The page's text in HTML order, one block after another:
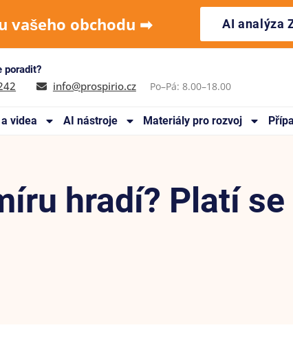
vašeho obchodu ➡︎ AI analýza
poradit?
info@prospirio.cz Po–Pá: 8.00–18.00
videa AI nástroje Materiály pro rozvoj
hradí? Platí se